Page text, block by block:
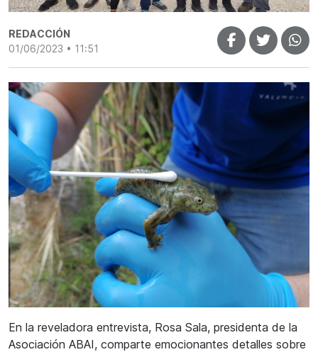
REDACCIÓN
01/06/2023 • 11:51
En la reveladora entrevista, Rosa Sala, presidenta de la
Asociación ABAI, comparte emocionantes detalles sobre